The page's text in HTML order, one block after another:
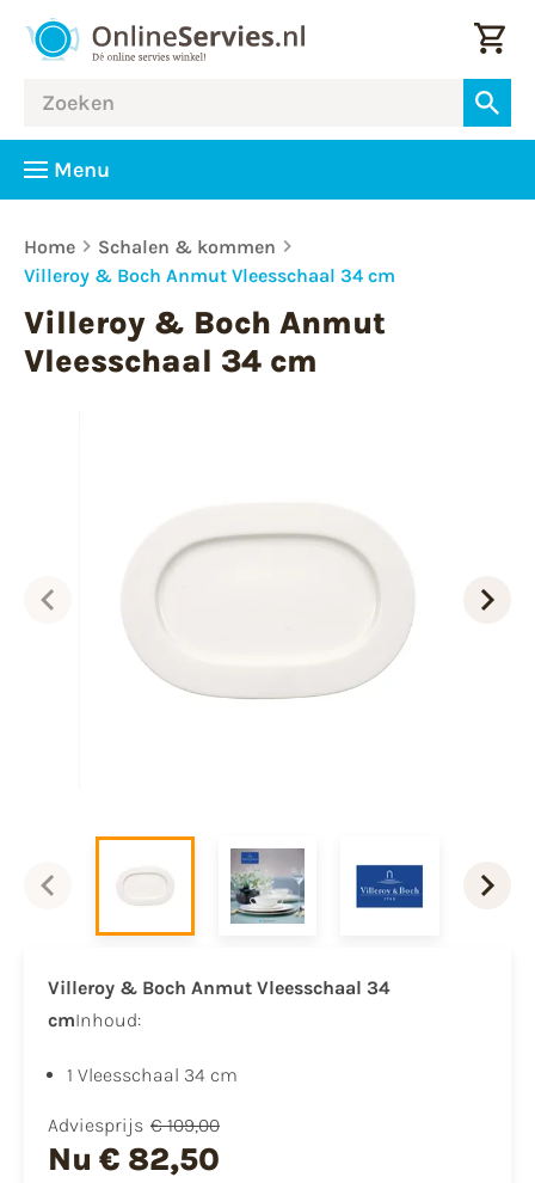
Menu
Home
Schalen & kommen
Villeroy & Boch Anmut Vleesschaal 34 cm
Villeroy & Boch Anmut
Vleesschaal 34 cm
Villeroy & Boch Anmut Vleesschaal 34
cmInhoud:
1 Vleesschaal 34 cm
Adviesprijs € 109,00
Nu € 82,50